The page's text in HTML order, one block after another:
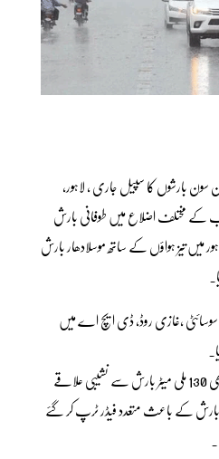
بارشوں کا سپیل جاری ، لاہور،
کے مختلف اضلاع میں طوفانی بارش
تیز ہواؤں کے ساتھ موسلادھار بارش
سوسائٹی ،غازی روڈ، ڈی ایچ اے میں
دوسری جانب جڑواں شہروں میں بھی 130 ملی میٹر بارش سے نشیبی علاقے
بارش کے باعث متعدد فیڈر ٹرپ کر گئے